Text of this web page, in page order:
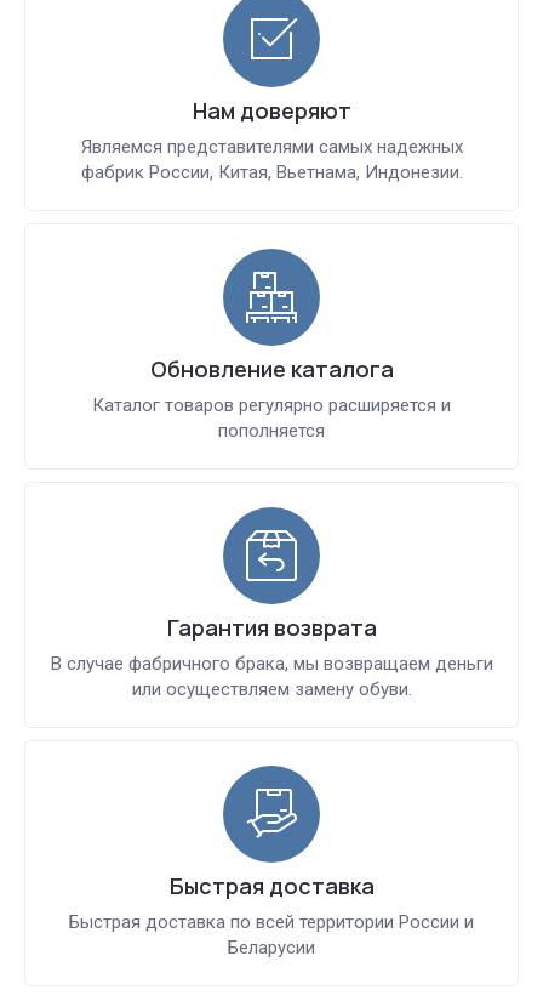
Нам доверяют
Являемся представителями самых надежных
фабрик России, Китая, Вьетнама, Индонезии.
Обновление каталога
Каталог товаров регулярно расширяется и
пополняется
Гарантия возврата
В случае фабричного брака, мы возвращаем деньги
или осуществляем замену обуви.
Быстрая доставка
Быстрая доставка по всей территории России и
Беларусии